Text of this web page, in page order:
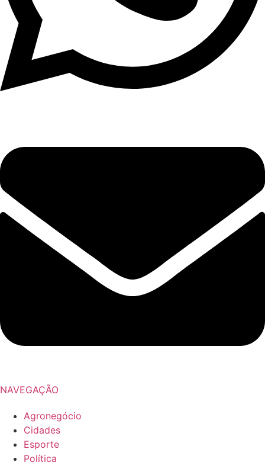
NAVEGAÇÃO
Agronegócio
Cidades
Esporte
Política